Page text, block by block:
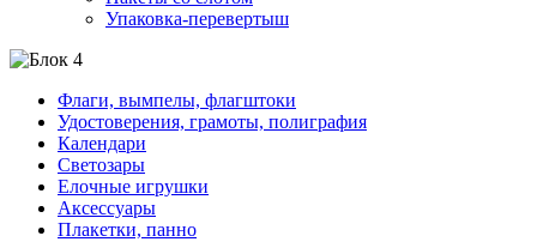
Упаковка-перевертыш
Флаги, вымпелы, флагштоки
Удостоверения, грамоты, полиграфия
Календари
Светозары
Елочные игрушки
Аксессуары
Плакетки, панно